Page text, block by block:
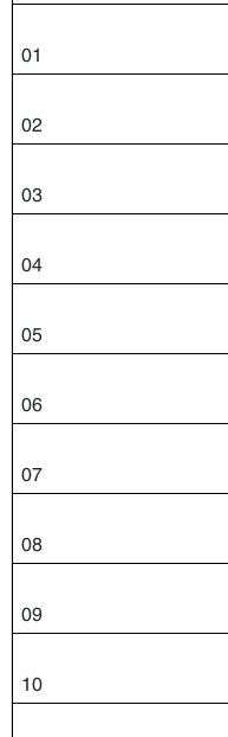
01
02
03
04
05
06
07
08
09
10